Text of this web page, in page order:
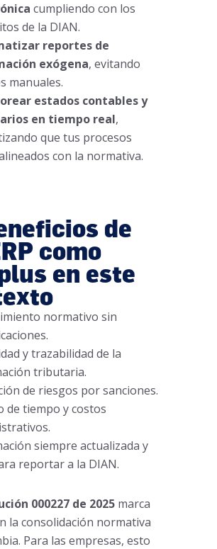
cumpliendo con los
de la DIAN.
reportes de
exógena, evitando
manuales.
estados contables y
en tiempo real,
que tus procesos
con la normativa.
de
como
en este
normativo sin
y trazabilidad de la
tributaria.
de riesgos por sanciones.
de tiempo y costos
siempre actualizada y
reportar a la DIAN.
000227 de 2025 marca
la consolidación normativa
Para las empresas, esto